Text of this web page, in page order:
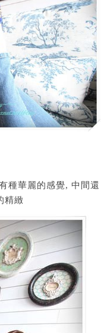
種華麗的感覺, 中間還
精緻